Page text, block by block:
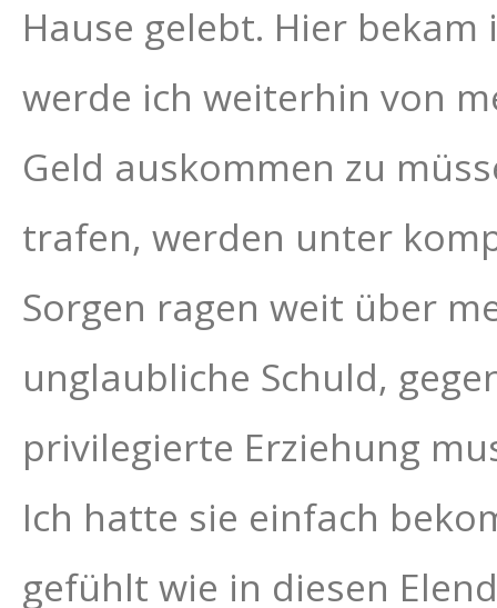
Hause gelebt. Hier
werde ich weiterhin von
Geld auskommen zu
trafen, werden unter
Sorgen ragen weit über
unglaubliche Schuld,
privilegierte Erziehung
Ich hatte sie einfach
gefühlt wie in diesen